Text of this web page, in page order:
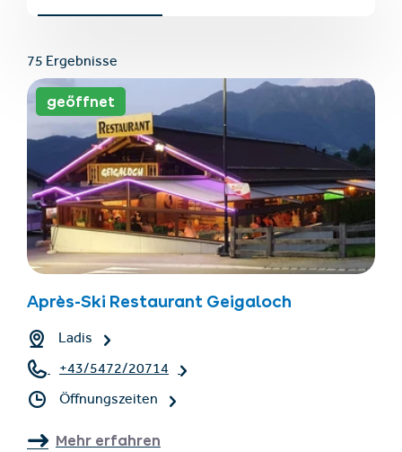
Unterkünfte finden
Ticket- &
Gutscheinshop
info@serfaus-fiss-ladis.at
75 Ergebnisse
geöffnet
Après-Ski Restaurant Geigaloch
Ladis
+43/5472/20714
Öffnungszeiten
Mehr erfahren